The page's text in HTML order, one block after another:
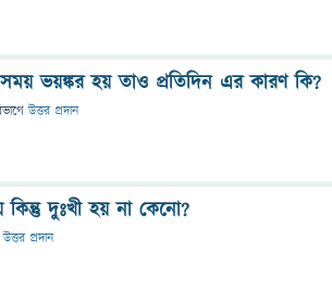
ভয়ঙ্কর হয় তাও প্রতিদিন এর কারণ কি?
উত্তর প্রদান
কিন্তু দুঃখী হয় না কেনো?
উত্তর প্রদান